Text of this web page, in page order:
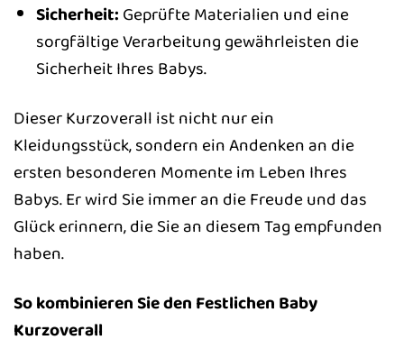
Sicherheit: Geprüfte Materialien und eine
sorgfältige Verarbeitung gewährleisten die
Sicherheit Ihres Babys.
Dieser Kurzoverall ist nicht nur ein
Kleidungsstück, sondern ein Andenken an die
ersten besonderen Momente im Leben Ihres
Babys. Er wird Sie immer an die Freude und das
Glück erinnern, die Sie an diesem Tag empfunden
haben.
So kombinieren Sie den Festlichen Baby
Kurzoverall